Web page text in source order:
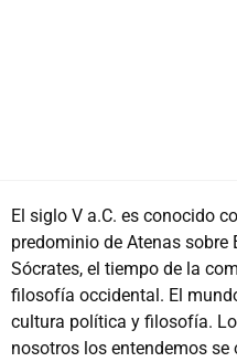
El siglo V a.C. es conocido
predominio de Atenas sobre
Sócrates, el tiempo de la
filosofía occidental. El
cultura política y filosofía.
nosotros los entendemos se